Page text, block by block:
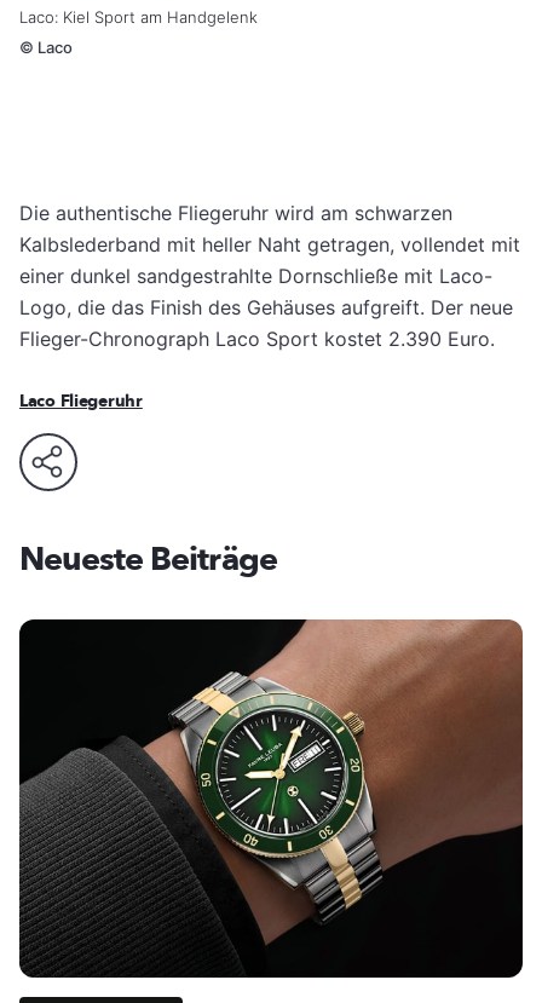
Laco: Kiel Sport am Handgelenk
© Laco
Die authentische Fliegeruhr wird am schwarzen
Kalbslederband mit heller Naht getragen, vollendet mit
einer dunkel sandgestrahlte Dornschließe mit Laco-
Logo, die das Finish des Gehäuses aufgreift. Der neue
Flieger-Chronograph Laco Sport kostet 2.390 Euro.
Laco Fliegeruhr
Neueste Beiträge